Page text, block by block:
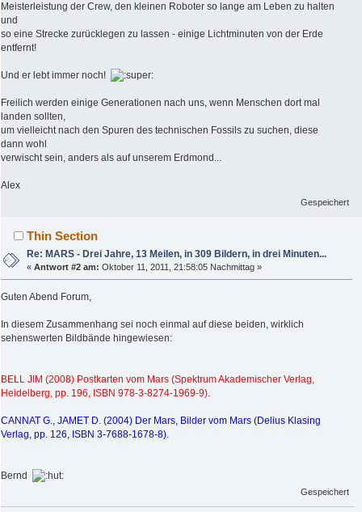
Meisterleistung der Crew, den kleinen Roboter so lange am Leben zu halten
und
so eine Strecke zurücklegen zu lassen - einige Lichtminuten von der Erde
entfernt!
Und er lebt immer noch!
Freilich werden einige Generationen nach uns, wenn Menschen dort mal
landen sollten,
um vielleicht nach den Spuren des technischen Fossils zu suchen, diese
dann wohl
verwischt sein, anders als auf unserem Erdmond...
Alex
Gespeichert
Thin Section
Re: MARS - Drei Jahre, 13 Meilen, in 309 Bildern, in drei Minuten...
«Antwort #2 am: Oktober 11, 2011, 21:58:05 Nachmittag »
Guten Abend Forum,
In diesem Zusammenhang sei noch einmal auf diese beiden, wirklich
sehenswerten Bildbände hingewiesen:
BELL JIM (2008) Postkarten vom Mars (Spektrum Akademischer Verlag,
Heidelberg, pp. 196, ISBN 978-3-8274-1969-9).
CANNAT G., JAMET D. (2004) Der Mars, Bilder vom Mars (Delius Klasing
Verlag, pp. 126, ISBN 3-7688-1678-8).
Bernd
Gespeichert